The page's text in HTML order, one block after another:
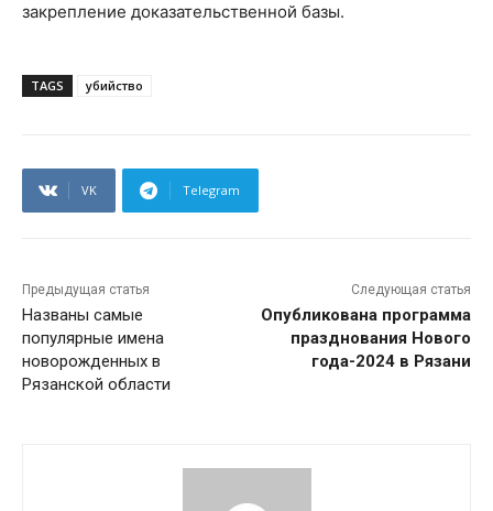
закрепление доказательственной базы.
TAGS убийство
VK Telegram
Предыдущая статья
Названы самые
популярные имена
новорожденных в
Рязанской области
Следующая статья
Опубликована программа
празднования Нового
года-2024 в Рязани